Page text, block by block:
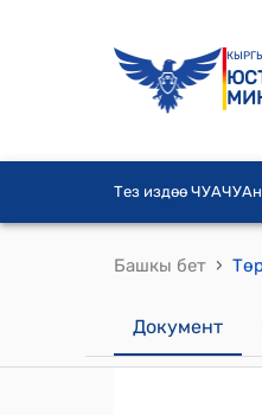
Тез издөө ЧУА
Башкы бет ›
Документ